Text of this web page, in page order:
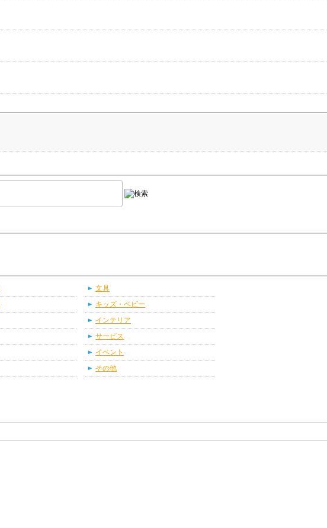
文具
キッズ・ベビー
インテリア
サービス
イベント
その他